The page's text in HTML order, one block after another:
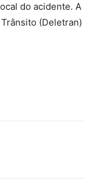
do acidente. A
(Deletran)